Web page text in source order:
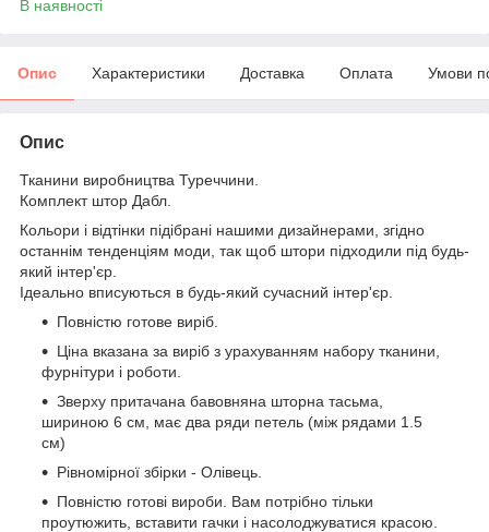
В наявності
Опис Характеристики Доставка Оплата Умови
Опис
Тканини виробництва Туреччини.
Комплект штор Дабл.
Кольори і відтінки підібрані нашими дизайнерами, згідно
останнім тенденціям моди, так щоб штори підходили під будь-
який інтер'єр.
Ідеально вписуються в будь-який сучасний інтер'єр.
Повністю готове виріб.
Ціна вказана за виріб з урахуванням набору тканини,
фурнітури і роботи.
Зверху притачана бавовняна шторна тасьма,
шириною 6 см, має два ряди петель (між рядами 1.5
см)
Рівномірної збірки - Олівець.
Повністю готові вироби. Вам потрібно тільки
проутюжить, вставити гачки і насолоджуватися красою.